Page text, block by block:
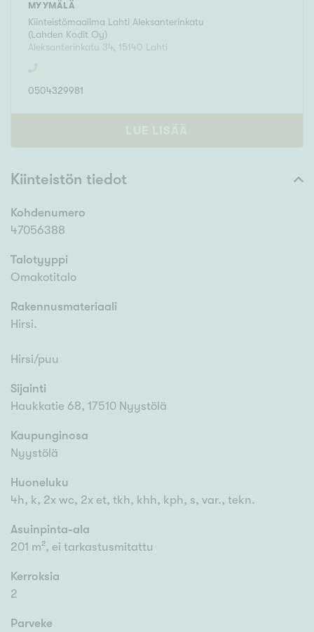
MYYMÄLÄ
Kiinteistömaailma Lahti Aleksanterinkatu
(Lahden Kodit Oy)
Aleksanterinkatu 34, 15140 Lahti
0504329981
LUE LISÄÄ
Kiinteistön tiedot
Kohdenumero
47056388
Talotyyppi
Omakotitalo
Rakennusmateriaali
Hirsi.
Hirsi/puu
Sijainti
Haukkatie 68, 17510 Nyystölä
Kaupunginosa
Nyystölä
Huoneluku
4h, k, 2x wc, 2x et, tkh, khh, kph, s, var., tekn.
Asuinpinta-ala
201 m², ei tarkastusmitattu
Kerroksia
2
Parveke